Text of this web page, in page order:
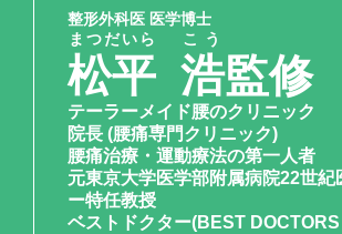
整形外科医 医学博士
松平
まつだいら
浩
こう
監修
テーラーメイド腰のクリニック
院長 (腰痛専門クリニック)
腰痛治療・運動療法の第一人者
元東京大学医学部附属病院22世紀
ー特任教授
ベストドクター(BEST DOCTORS